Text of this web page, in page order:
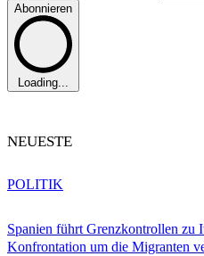
Abonnieren
Loading...
NEUESTE
Spanien führt Grenzkontrollen zu
Konfrontation um die Migranten
POLITIK